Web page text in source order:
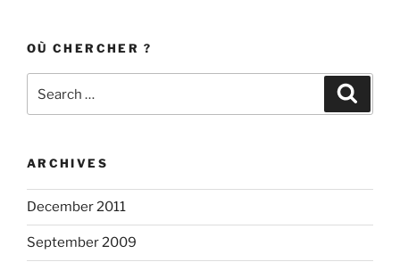
OÙ CHERCHER ?
for:
ARCHIVES
December 2011
September 2009